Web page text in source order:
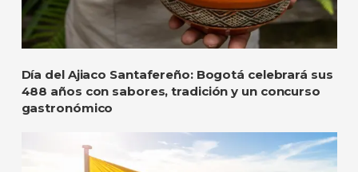
Día del Ajiaco Santafereño: Bogotá celebrará sus
488 años con sabores, tradición y un concurso
gastronómico